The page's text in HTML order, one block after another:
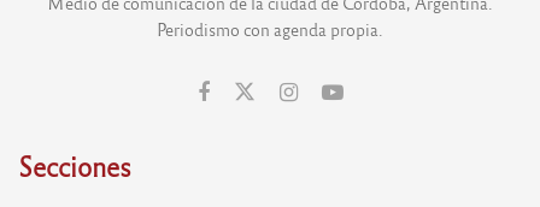
Periodismo con agenda propia.
Secciones